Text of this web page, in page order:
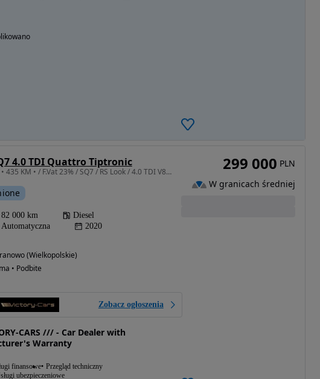
4.0 TDI Quattro Tiptronic
3956 cm3 • 435 KM • / F.Vat 23% / SQ7 / RS Look / 4.0 TDI V8 / Webasto / Bose / S-Line !!!
82 000 km
Diesel
Automatyczna
2020
(Wielkopolskie)
• Podbite
Zobacz ogłoszenia
CARS /// - Car Dealer with
Warranty
finansowe Przegląd techniczny
ubezpieczeniowe
299 000 PLN
W granicach średniej